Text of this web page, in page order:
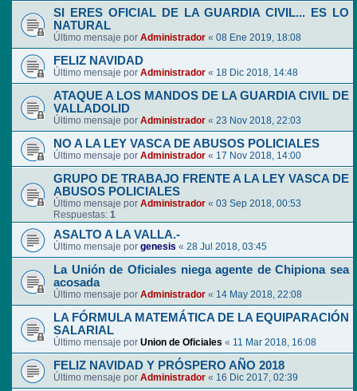
SI ERES OFICIAL DE LA GUARDIA CIVIL... ES LO
NATURAL
Último mensaje por Administrador « 08 Ene 2019, 18:08
FELIZ NAVIDAD
Último mensaje por Administrador « 18 Dic 2018, 14:48
ATAQUE A LOS MANDOS DE LA GUARDIA CIVIL DE
VALLADOLID
Último mensaje por Administrador « 23 Nov 2018, 22:03
NO A LA LEY VASCA DE ABUSOS POLICIALES
Último mensaje por Administrador « 17 Nov 2018, 14:00
GRUPO DE TRABAJO FRENTE A LA LEY VASCA DE
ABUSOS POLICIALES
Último mensaje por Administrador « 03 Sep 2018, 00:53
Respuestas: 1
ASALTO A LA VALLA.-
Último mensaje por genesis « 28 Jul 2018, 03:45
La Unión de Oficiales niega agente de Chipiona sea
acosada
Último mensaje por Administrador « 14 May 2018, 22:08
LA FÓRMULA MATEMÁTICA DE LA EQUIPARACIÓN
SALARIAL
Último mensaje por Union de Oficiales « 11 Mar 2018, 16:08
FELIZ NAVIDAD Y PRÓSPERO AÑO 2018
Último mensaje por Administrador « 16 Dic 2017, 02:39